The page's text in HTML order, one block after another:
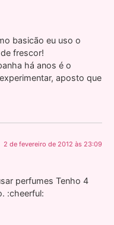
basicão eu uso o
frescor!
há anos é o
aposto que
2 de fevereiro de 2012 às 23:09
perfumes Tenho 4
:cheerful: